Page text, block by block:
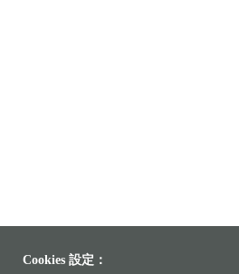
Cookies 設定：